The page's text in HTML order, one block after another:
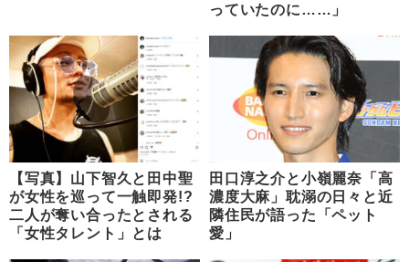
っていたのに……」
【写真】山下智久と田中聖
が女性を巡って一触即発!?
二人が奪い合ったとされる
「女性タレント」とは
田口淳之介と小嶺麗奈「高
濃度大麻」耽溺の日々と近
隣住民が語った「ペット
愛」